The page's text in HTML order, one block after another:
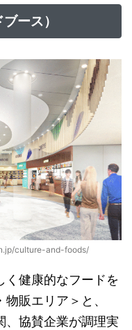
ース）
culture-and-foods/
く健康的なフードを
販エリア＞と、
、協賛企業が調理実